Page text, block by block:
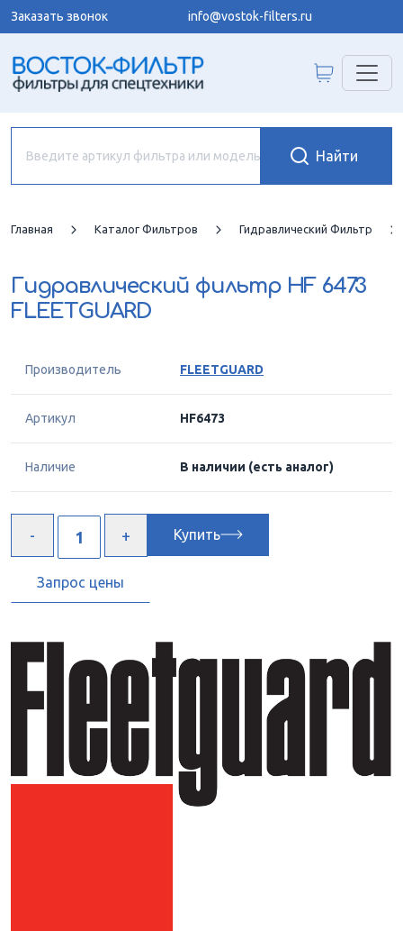
Заказать звонок info@vostok-filters.ru
Главная Каталог Фильтров Гидравлический Фильтр
Гидравлический фильтр HF 6473
FLEETGUARD
Производитель FLEETGUARD
Артикул HF6473
Наличие В наличии (есть аналог)
Купить
Запрос цены